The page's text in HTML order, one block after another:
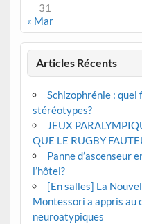
31
« Mar
Articles Récents
Schizophrénie : quel
stéréotypes?
JEUX
QUE LE RUGBY
Panne d’ascenseur
l’hôtel?
[En salles] La
Montessori a appris au
neuroatypiques